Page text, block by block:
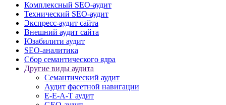
Комплексный SEO-аудит
Технический SEO-аудит
Экспресс-аудит сайта
Внешний аудит сайта
Юзабилити аудит
SEO-аналитика
Сбор семантического ядра
Другие виды аудита
Семантический аудит
Аудит фасетной навигации
E-E-A-T аудит